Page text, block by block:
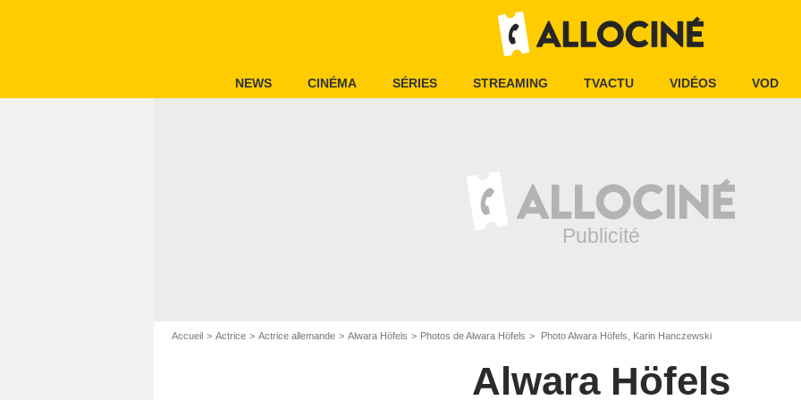
NEWS CINÉMA SÉRIES STREAMING TVACTU VIDÉOS VOD
Accueil Actrice Actrice allemande Alwara Höfels Photos de Alwara Höfels Photo Alwara Höfels, Karin Hanczewski
Alwara Höfels